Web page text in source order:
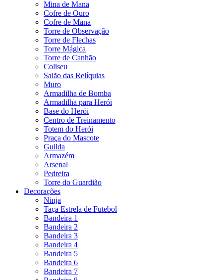
Mina de Mana
Cofre de Ouro
Cofre de Mana
Torre de Observação
Torre de Flechas
Torre Mágica
Torre de Canhão
Coliseu
Salão das Relíquias
Muro
Armadilha de Bomba
Armadilha para Herói
Base do Herói
Centro de Treinamento
Totem do Herói
Praça do Mascote
Guilda
Armazém
Arsenal
Pedreira
Torre do Guardião
Decorações
Ninja
Taça Estrela de Futebol
Bandeira 1
Bandeira 2
Bandeira 3
Bandeira 4
Bandeira 5
Bandeira 6
Bandeira 7